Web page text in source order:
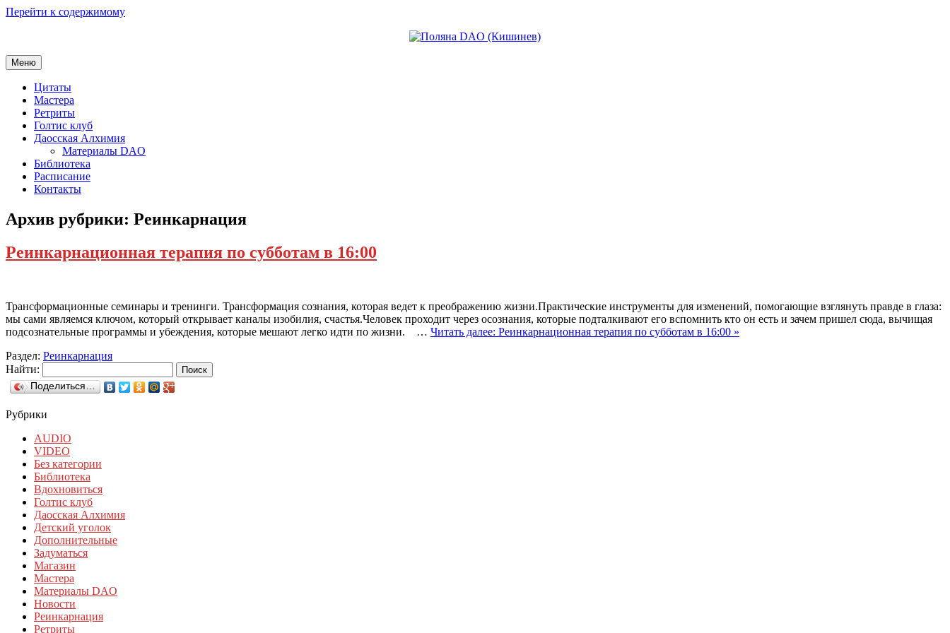
Перейти к содержимому
Меню
Цитаты
Мастера
Ретриты
Голтис клуб
Даосская Алхимия
Материалы DAO
Библиотека
Расписание
Контакты
Архив рубрики: Реинкарнация
Реинкарнационная терапия по субботам в 16:00
Трансформационные семинары и тренинги. Трансформация сознания, которая ведет к преображению жизни.Практические инструменты для изменений, помогающие взглянуть правде в глаза:
мы сами являемся ключом, который открывает каналы изобилия, счастья.Человек проходит через осознания, которые подталкивают его вспомнить кто он есть и зачем пришел сюда, вычищая
подсознательные программы и убеждения, которые мешают легко идти по жизни. … Читать далее: Реинкарнационная терапия по субботам в 16:00 »
Раздел: Реинкарнация
Найти:
Поделиться…
Рубрики
AUDIO
VIDEO
Без категории
Библиотека
Вдохновиться
Голтис клуб
Даосская Алхимия
Детский уголок
Дополнительные
Задуматься
Магазин
Мастера
Материалы DAO
Новости
Реинкарнация
Ретриты